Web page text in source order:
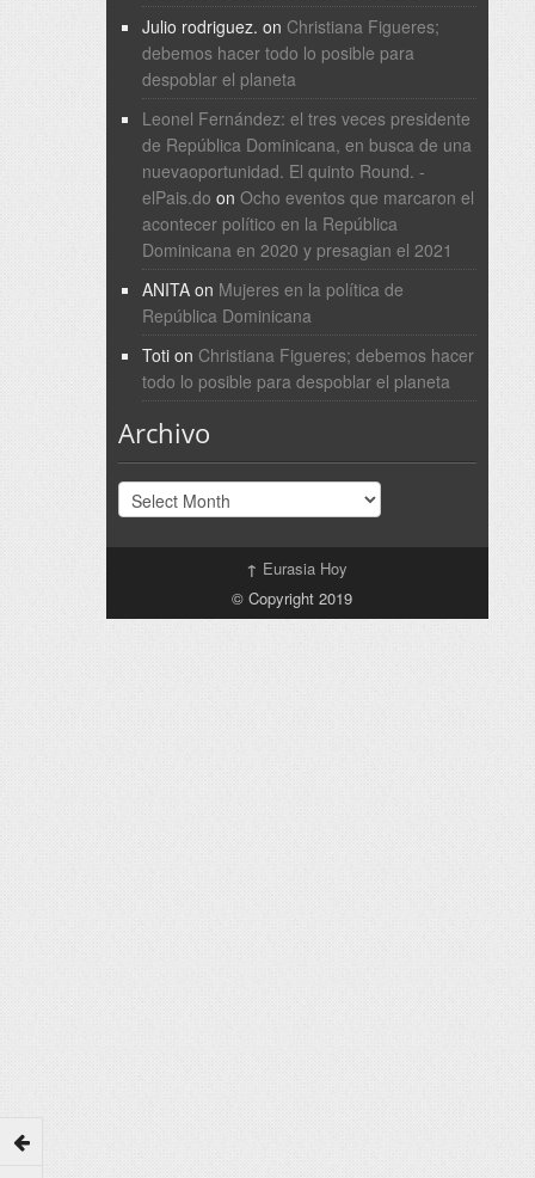
Julio rodriguez. on Christiana Figueres;
debemos hacer todo lo posible para
despoblar el planeta
Leonel Fernández: el tres veces presidente
de República Dominicana, en busca de una
nuevaoportunidad. El quinto Round. -
elPais.do on Ocho eventos que marcaron el
acontecer político en la República
Dominicana en 2020 y presagian el 2021
ANITAon Mujeres en la política de
República Dominicana
Totion Christiana Figueres; debemos hacer
todo lo posible para despoblar el planeta
Archivo
Archivo
↑ Eurasia Hoy
© Copyright 2019